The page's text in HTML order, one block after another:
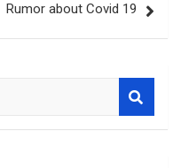
Rumor about Covid 19